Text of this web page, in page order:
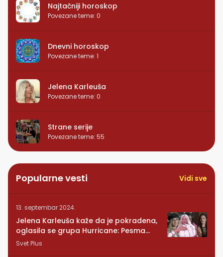
Najtačniji horoskop
Povezane teme: 0
Dnevni horoskop
Povezane teme: 1
Jelena Karleuša
Povezane teme: 0
Strane serije
Povezane teme: 55
Popularne vesti Vidi sve
13. septembar 2024.
Jelena Karleuša kaže da je pokradena,
oglasila se grupa Hurricane: Pesma
RUNDE je naša!
Svet Plus